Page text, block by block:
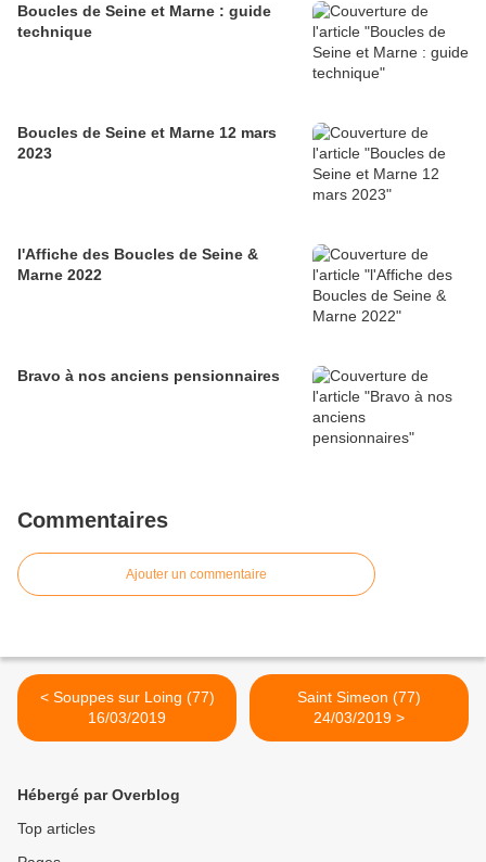
Boucles de Seine et Marne : guide
technique
Boucles de Seine et Marne 12 mars
2023
l'Affiche des Boucles de Seine &
Marne 2022
Bravo à nos anciens pensionnaires
Commentaires
Ajouter un commentaire
< Souppes sur Loing (77)
16/03/2019
Saint Simeon (77)
24/03/2019 >
Hébergé par Overblog
Top articles